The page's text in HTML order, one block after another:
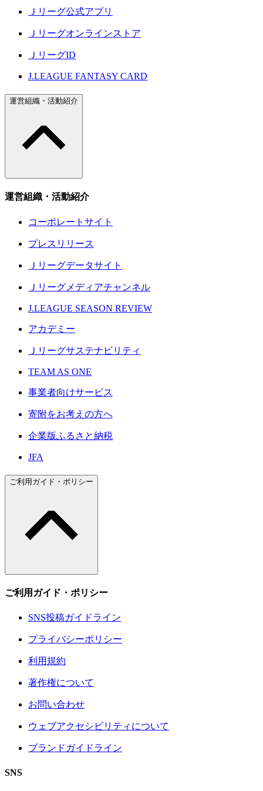
Ｊリーグ公式アプリ
Ｊリーグオンラインストア
ＪリーグID
J.LEAGUE FANTASY CARD
運営組織・活動紹介
運営組織・活動紹介
コーポレートサイト
プレスリリース
Ｊリーグデータサイト
Ｊリーグメディアチャンネル
J.LEAGUE SEASON REVIEW
アカデミー
Ｊリーグサステナビリティ
TEAM AS ONE
事業者向けサービス
寄附をお考えの方へ
企業版ふるさと納税
JFA
ご利用ガイド・ポリシー
ご利用ガイド・ポリシー
SNS投稿ガイドライン
プライバシーポリシー
利用規約
著作権について
お問い合わせ
ウェブアクセシビリティについて
ブランドガイドライン
SNS